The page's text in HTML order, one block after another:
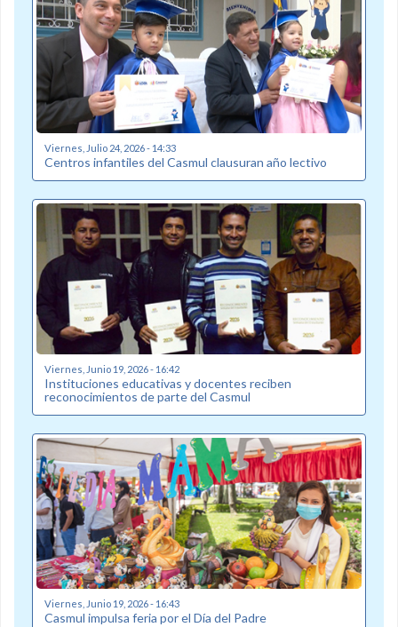
Viernes, Julio 24, 2026 - 14:33
Centros infantiles del Casmul clausuran año lectivo
Viernes, Junio 19, 2026 - 16:42
Instituciones educativas y docentes reciben
reconocimientos de parte del Casmul
Viernes, Junio 19, 2026 - 16:43
Casmul impulsa feria por el Día del Padre